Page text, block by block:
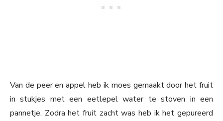
Van de peer en appel heb ik moes gemaakt door het fruit
in stukjes met een eetlepel water te stoven in een
pannetje. Zodra het fruit zacht was heb ik het gepureerd